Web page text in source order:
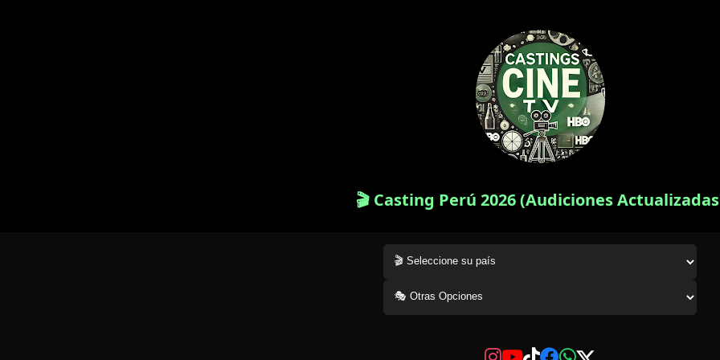
🎬 Casting Perú 2026 (Audiciones